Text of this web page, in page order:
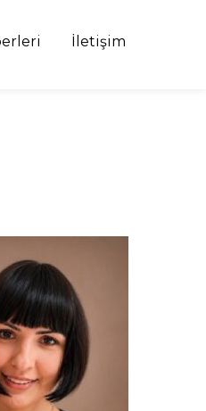
İletişim